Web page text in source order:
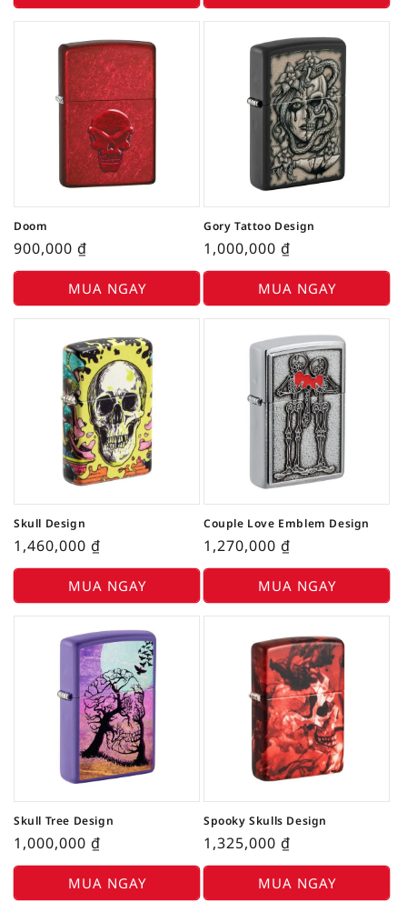
Doom
900,000 ₫
MUA NGAY
Gory Tattoo Design
1,000,000 ₫
MUA NGAY
Skull Design
1,460,000 ₫
MUA NGAY
Couple Love Emblem Design
1,270,000 ₫
MUA NGAY
Skull Tree Design
1,000,000 ₫
MUA NGAY
Spooky Skulls Design
1,325,000 ₫
MUA NGAY